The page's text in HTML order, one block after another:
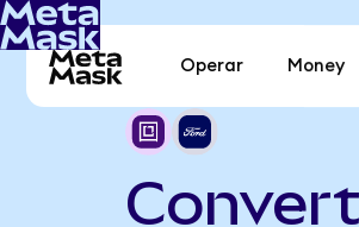
Operar Money